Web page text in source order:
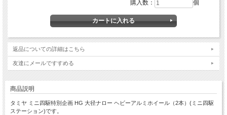
購入数： 個
返品についての詳細はこちら
友達にメールですすめる
商品説明
タミヤ ミニ四駆特別企画 HG 大径ナロー ヘビーアルミホイール（2本）(ミニ四駆
ステーション)です。